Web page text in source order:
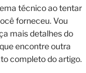
técnico ao tentar
forneceu. Vou
mais detalhes do
encontre outra
completo do artigo.